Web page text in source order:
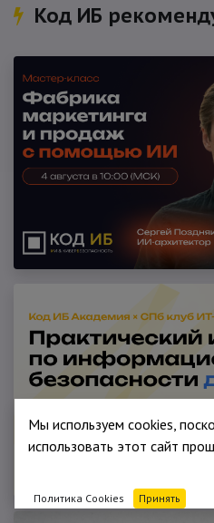
Код ИБ
Мы используем cookies,
использовать этот сайт
Политика Cookies Принять